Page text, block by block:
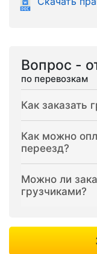
Вопрос -
по перевозкам
Как заказать
Как можно
переезд?
Можно ли
грузчиками?